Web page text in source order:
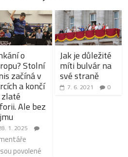
o
Stolní
začíná v
a končí
Ale bez
1. 2025
povolené
Jak je důležité
míti bulvár na
své straně
7. 6. 2021 0